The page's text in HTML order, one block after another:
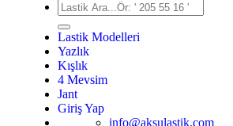
Ara:
Lastik Modelleri
Yazlık
Kışlık
4 Mevsim
Jant
Giriş Yap
info@aksulastik.com